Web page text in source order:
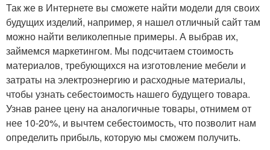
Так же в Интернете вы сможете найти модели для своих
будущих изделий, например, я нашел отличный сайт там
можно найти великолепные примеры. А выбрав их,
займемся маркетингом. Мы подсчитаем стоимость
материалов, требующихся на изготовление мебели и
затраты на электроэнергию и расходные материалы,
чтобы узнать себестоимость нашего будущего товара.
Узнав ранее цену на аналогичные товары, отнимем от
нее 10-20%, и вычтем себестоимость, что позволит нам
определить прибыль, которую мы сможем получить.